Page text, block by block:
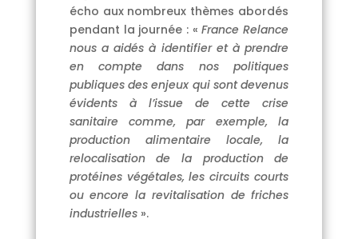
écho aux nombreux thèmes abordés
pendant la journée : «FranceRelance
nous a aidés à identifier et à prendre
en compte dans nos politiques
publiques des enjeux qui sont devenus
évidents à l’issue de cette crise
sanitaire comme, par exemple, la
production alimentaire locale, la
relocalisation de la production de
protéines végétales, les circuits courts
ou encore la revitalisation de friches
industrielles ».